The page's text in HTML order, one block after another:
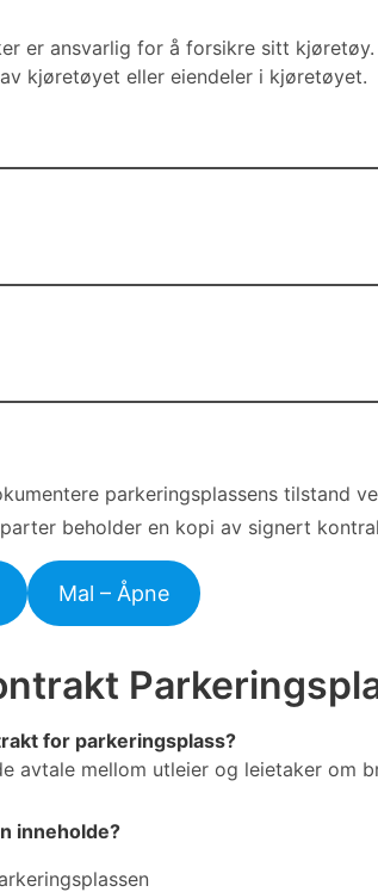
er ansvarlig for å forsikre sitt
kjøretøyet eller eiendeler i kjøretøyet.
parkeringsplassens tilstand
beholder en kopi av signert
Mal – Åpne
for parkeringsplass?
avtale mellom utleier og leietaker om
inneholde?